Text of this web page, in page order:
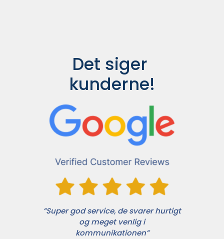
Det siger
kunderne!
”Super god service, de svarer hurtigt
og meget venlig i
kommunikationen”